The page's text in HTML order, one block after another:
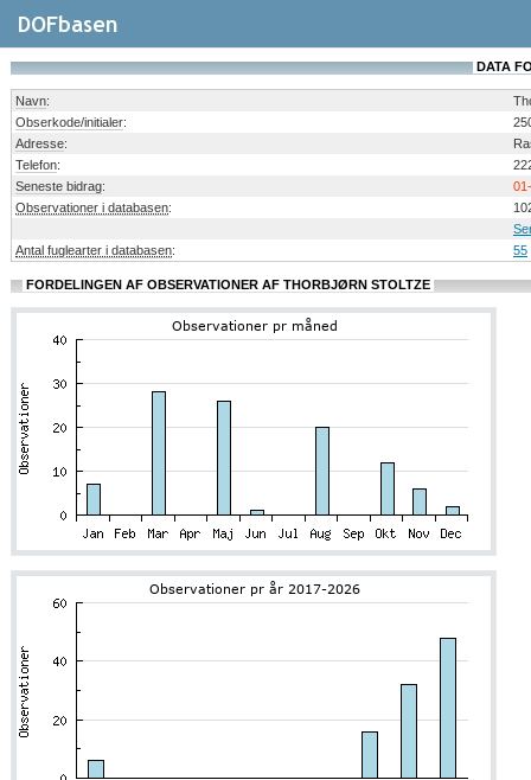
DATA
Navn:
Obserkode/initialer:
Adresse:
Telefon:
Seneste bidrag:
Observationer i databasen:
Antal fuglearter i databasen: 55
FORDELINGEN AF OBSERVATIONER AF THORBJØRN STOLTZE